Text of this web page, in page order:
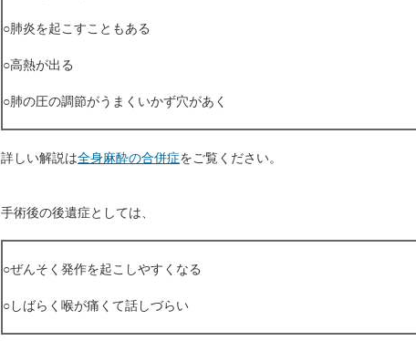
○肺炎を起こすこともある
○高熱が出る
○肺の圧の調節がうまくいかず穴があく
詳しい解説は全身麻酔の合併症をご覧ください。
手術後の後遺症としては、
○ぜんそく発作を起こしやすくなる
○しばらく喉が痛くて話しづらい